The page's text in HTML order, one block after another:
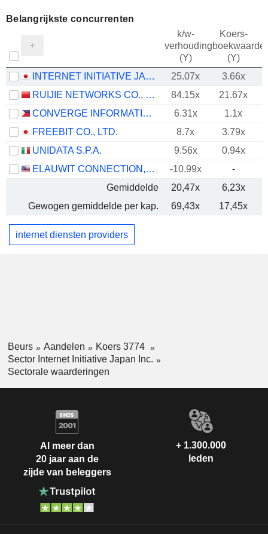
Belangrijkste concurrenten
k/w-
verhouding
(Y)
Koers-
boekwaarde
(Y)
INTERNET INITIATIVE JAPAN INC. 25.07x
3.66x
RUIJIE NETWORKS CO., LTD.
84.15x
21.67x
CONVERGE INFORMATION AND COMMUNICATIONS TECHNOLOGY SOLUTIONS, INC.
6.31x
1.1x
FREEBIT CO., LTD.
8.7x
3.79x
UNIDATA S.P.A.
9.56x
0.94x
ELAUWIT CONNECTION, INC.
-10.99x
-
Gemiddelde
20,47x
6,23x
Gewogen gemiddelde per kap.
69,43x 17,45x
internet diensten providers
Beurs Aandelen
Koers 3774
Sector Internet Initiative Japan Inc.
Sectorale waarderingen
Al meer dan
20 jaar aan de
zijde van beleggers
+ 1.300.000
leden